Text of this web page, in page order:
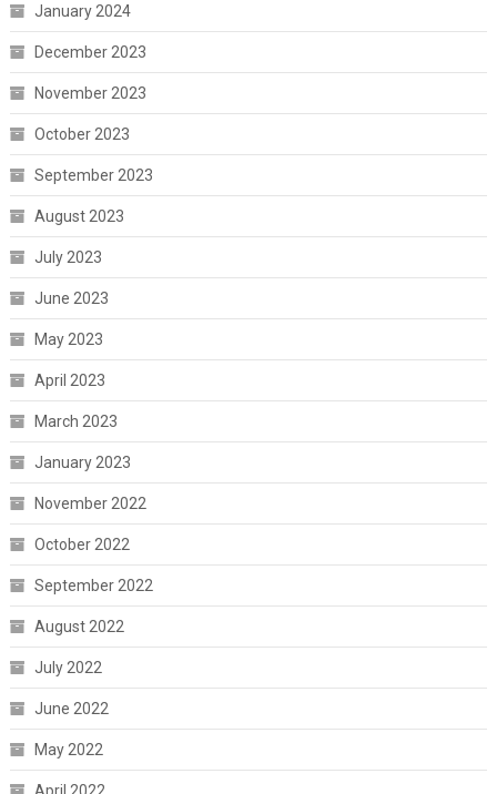
January 2024
December 2023
November 2023
October 2023
September 2023
August 2023
July 2023
June 2023
May 2023
April 2023
March 2023
January 2023
November 2022
October 2022
September 2022
August 2022
July 2022
June 2022
May 2022
April 2022